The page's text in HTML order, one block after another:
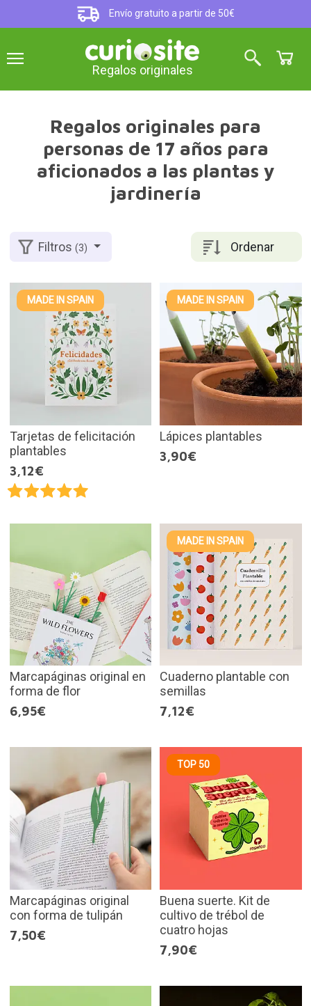
Envío gratuito a partir de 50€
Regalos originales
Regalos originales para
personas de 17 años para
aficionados a las plantas y
jardinería
Ordenar
Filtros(3)
MADE IN SPAIN
Tarjetas de felicitación
plantables
3,12€
MADE IN SPAIN
Lápices plantables
3,90€
Marcapáginas original en
forma de flor
6,95€
MADE IN SPAIN
Cuaderno plantable con
semillas
7,12€
Marcapáginas original
con forma de tulipán
7,50€
TOP 50
Buena suerte. Kit de
cultivo de trébol de
cuatro hojas
7,90€